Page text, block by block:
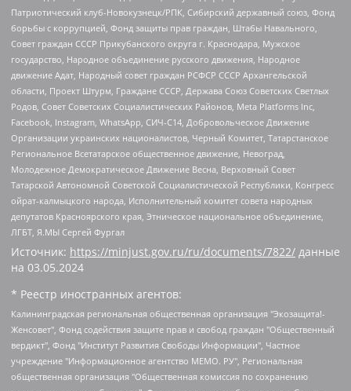
Патриотический клуб-Новокузнецк/РПК, Сибирский державный союз, Фонд
борьбы с коррупцией, Фонд защиты прав граждан, Штабы Навального,
Совет граждан СССР Прикубанского округа г. Краснодара, Мужское
государство, Народное объединение русского движения, Народное
движение Адат, Народный совет граждан РСФСР СССР Архангельской
области, Проект Штурм, Граждане СССР, Держава Союз Советских Светлых
Родов, Совет Советских Социалистических Районов, Meta Platforms Inc,
Facebook, Instagram, WhatsApp, СИЧ-С14, Добровольческое Движение
Организации украинских националистов, Черный Комитет, Татарстанское
Региональное Всетатарское общественное движение, Невоград,
Молодежное Демократическое Движение Весна, Верховный Совет
Татарской Автономной Советской Социалистической Республики, Конгресс
ойрат-калмыцкого народа, Исполнительный комитет совета народных
депутатов Красноярского края, Этническое национальное объединение,
ЛГБТ, Я.МЫ Сергей Фургал
Источник: https://minjust.gov.ru/ru/documents/7822/ данные
на 03.05.2024
* Реестр иностранных агентов:
Калининградская региональная общественная организация "Экозащита!-Женсовет", Фонд содействия защите прав и свобод граждан "Общественный вердикт", Фонд "Институт Развития Свободы Информации", Частное учреждение "Информационное агентство МЕМО. РУ", Региональная общественная организация "Общественная комиссия по сохранению наследия академика Сахарова", Фонд поддержки свободы прессы, Санкт-Петербургская общественная правозащитная организация "Гражданский контроль", Межрегиональная общественная организация "Информационно-просветительский центр "Мемориал", Региональный Фонд "Центр Защиты Прав Средств Массовой Информации", с 05.12.2023 Фонд "Центр Защиты Прав Средств массовой информации", Региональная общественная благотворительная организация помощи беженцам и мигрантам "Гражданское содействие", Негосударственное образовательное учреждение дополнительного профессионального образования (повышение квалификации) специалистов "АКАДЕМИЯ ПО ПРАВАМ ЧЕЛОВЕКА", Свердловская региональная общественная организация "Сутяжник", Автономная некоммерческая организация "Центр независимых социологических исследований", Союз общественных объединений "Российский исследовательский центр по правам человека", Региональное общественное учреждение научно-информационный центр "МЕМОРИАЛ", Некоммерческая организация "Фонд защиты гласности", Автономная некоммерческая организация "Институт прав человека", Городская общественная организация "Екатеринбургское общество "МЕМОРИАЛ", Городская общественная организация "Рязанское историко-просветительское и правозащитное общество "Мемориал" (Рязанский Мемориал), Челябинский региональный орган общественной самодеятельности – женское общественное объединение "Женщины Евразии", Челябинский региональный орган общественной самодеятельности "Уральская правозащитная группа", Фонд содействия защите здоровья и социальной справедливости имени Андрея Рылькова, Автономная Некоммерческая Организация "Аналитический Центр Юрия Левады", Автономная некоммерческая организация социальной поддержки населения "Проект Апрель", Региональная общественная организация помощи женщинам и детям, находящимся в кризисной ситуации "Информационно-методический центр "Анна", Фонд содействия развитию массовых коммуникаций и правовому просвещению "Так-так-Так", Фонд содействия устойчивому развитию "Серебряная тайга", Свердловский региональный общественный фонд социальных проектов "Новое время", "Idel.Реалии", Кавказ.Реалии, Крым.Реалии, Телеканал Настоящее Время, Татаро-башкирская служба Радио Свобода (Azatliq Radiosi), Радио Свободная Европа/Радио Свобода (PCE/PC), "Сибирь.Реалии", "Фактограф", Благотворительный фонд помощи осужденным и их семьям, Автономная некоммерческая организация "Институт глобализации и социальных движений", Фонд "В защиту прав заключенных", Частное учреждение "Центр поддержки и содействия развитию средств массовой информации", Пензенский региональный общественный благотворительный фонд "Гражданский союз", "Север.Реалии", Некоммерческая организация Фонд "Правовая инициатива", Общество с ограниченной ответственностью "Радио Свободная Европа/Радио Свобода", Чешское информационное агентство "MEDIUM-ORIENT", Красноярская региональная общественная организация "Мы против СПИДа", Камалягин Денис Николаевич, Маркелов Сергей Евгеньевич, Пономарев Лев Александрович, Савицкая Людмила Алексеевна, Автономная некоммерческая организация "Центр по работе с проблемой насилия "НАСИЛИЮ.НЕТ", Межрегиональный профессиональный союз работников здравоохранения "Альянс врачей", Юридическое лицо, зарегистрированное в Латвийской Республике, SIA "Medusa Project" (регистрационный номер 40103797863, дата регистрации 10.06.2014), Некоммерческая организация "Фонд по борьбе с коррупцией", Автономная некоммерческая организация "Институт права и публичной политики", Баданин Роман Сергеевич, Гликин Максим Александрович, Железнова Мария Михайловна, Лукьянова Юлия Сергеевна, Маетная Елизавета Витальевна, Маняхин Петр Борисович, Чуракова Ольга Владимировна, Ярош Юлия Петровна, Юридическое лицо "The Insider SIA", зарегистрированное в Риге, Латвийская Республика (дата регистрации 26.06.2015), являющееся администратором доменного имени интернет-издания "The Insider SIA", https://theins.ru, Постернак Алексей Евгеньевич, Рубин Михаил Аркадьевич, Анин Роман Александрович, Юридическое лицо Istories fonds, зарегистрированное в Латвийской Республике (регистрационный номер 50008295751, дата регистрации 24.02.2020), Великовский Дмитрий Александрович, Долинина Ирина Николаевна, Мароховская Алеся Алексеевна, Шлейнов Роман Юрьевич, Шмагун Олеся Валентиновна, Общество с ограниченной ответственностью "Альтаир 2021", Общество с ограниченной ответственностью "Вега 2021", Общество с ограниченной ответственностью "Главный редактор 2021", Общество с ограниченной ответственностью "Ромашки монолит", Важенков Артем Валерьевич, Ивановская областная общественная организация "Центр гендерных исследований", Гурман Юрий Альбертович, Медиапроект "ОВД-Инфо", Егоров Владимир Владимирович, Жилинский Владимир Александрович, Общество с ограниченной ответственностью "ЗП", Иванова София Юрьевна, Карезина Инна Павловна, Кильтау Екатерина Викторовна, Петров Алексей Викторович, Пискунов Сергей Евгеньевич, Смирнов Сергей Сергеевич, Тихонов Михаил Сергеевич, Общество с ограниченной ответственностью "ЖУРНАЛИСТ-ИНОСТРАННЫЙ АГЕНТ", Арапова Галина Юрьевна, Вольтская Татьяна Анатольевна, Американская компания "Mason G.E.S. Anonymous Foundation" (США), являющаяся владельцем интернет-издания https://mnews.world/, Компания "Stichting Bellingcat", зарегистрированная в Нидерландах (дата регистрации 11.07.2018), Захаров Андрей Вячеславович, Клепиковская Екатерина Дмитриевна, Общество с ограниченной ответственностью "МЕМО", Перл Роман Александрович, Симонов Евгений Алексеевич, Соловьева Елена Анатольевна, Сотников Даниил Владимирович, Сурначева Елизавета Дмитриевна, Автономная некоммерческая организация по защите прав человека и информированию населения "Якутия – Наше Мнение", Общество с ограниченной ответственностью "Москоу диджитал медиа", с 26.01.2023 Общество с ограниченной ответственностью "Чайка Белые сады", Ветошкина Валерия Валерьевна, Заговора Максим Александрович, Межрегиональное общественное движение "Российская ЛГБТ - сеть", Оленичев Максим Владимирович, Павлов Иван Юрьевич, Скворцова Елена Сергеевна, Общество с ограниченной ответственностью "Как бы инагент", Кочетков Игорь Викторович, Общество с ограниченной ответственностью "Честные выборы", Еланчик Олег Александрович, Общество с ограниченной ответственностью "Нобелевский призыв", Гималова Регина Эмилевна, Григорьев Андрей Валерьевич, Григорьева Алина Александровна, Ассоциация по содействию защите прав призывников, альтернативнослужащих и военнослужащих "Правозащитная группа "Гражданин.Армия.Право", Хисамова Регина Фаритовна, Автономная некоммерческая организация по реализации социально-правовых программ "Лилит", Дальневосточное общественное движение "Маяк", Санкт-Петербургская ЛГБТ-инициативная группа "Выход", Инициативная группа ЛГБТ+ "Реверс", Алексеев Андрей Викторович, Бекбулатова Таисия Львовна, Беляев Иван Михайлович, Владыкина Елена Сергеевна, Гельман Марат Александрович, Никульшина Вероника Юрьевна, Толоконникова Надежда Андреевна, Шендерович Виктор Анатольевич, Общество с ограниченной ответственностью "Данное сообщение", Общество с ограниченной ответственностью Издательский дом "Новая глава", Айнбиндер Александра Александровна, Московский комьюнити-центр для ЛГБТ+инициатив, Благотворительный фонд развития филантропии, Deutsche Welle (Германия, Kurt-Schumacher-Strasse 3, 53113 Bonn), Борзунова Мария Михайловна, Воробьев Виктор Викторович, Голубева Анна Львовна, Константинова Алла Михайловна, Малкова Ирина Владимировна, Мурадов Мурад Абдулгалимович, Осетинская Елизавета Николаевна, Понасенков Евгений Николаевич, Ганапольский Матвей Юрьевич, Киселев Евгений Алексеевич, Борухович Ирина Григорьевна, Дремин Иван Тимофеевич, Дубровский Дмитрий Викторович, Красноярская региональная общественная организация поддержки и развития альтернативных образовательных технологий и межкультурных коммуникаций "ИНТЕРРА", Маяковская Екатерина Алексеевна, Фейгин Марк Захарович, Филимонов Андрей Викторович, Дзугкоева Регина Николаевна, Доброхотов Роман Александрович, Дудь Юрий Александрович, Елкин Сергей Владимирович, Кругликов Кирилл Игоревич, Сабунаева Мария Леонидовна, Семенов Алексей Владимирович, Шаинян Карен Багратович, Шульман Екатерина Михайловна, Асафьев Артур Валерьевич, Вахштайн Виктор Семенович, Венедиктов Алексей Алексеевич, Лушникова Екатерина Евгеньевна, Волков Леонид Михайлович, Невзоров Александр Глебович, Пархоменко Сергей Борисович, Сироткин Ярослав Николаевич, Кара-Мурза Владимир Владимирович, Баранова Наталья Владимировна, Гозман Леонид Яковлевич, Кагарлицкий Борис Юльевич, Климарев Михаил Валерьевич, Милов Владимир Станиславович, Автономная некоммерческая организация Краснодарский центр современного искусства "Типография", Моргенштерн Алишер Тагирович, Соболь Любовь Эдуардовна, Общество с ограниченной ответственностью "ЛИЗА НОРМ", Каспаров Гарри Кимович, Ходорковский Михаил Борисович, Общество с ограниченной ответственностью "Апрельские тезисы", Данилович Ирина Брониславовна, Кашин Олег Владимирович, Петров Николай Владимирович, Пивоваров Алексей Владимирович, Соколов Михаил Владимирович, Цветкова Юлия Владимировна, Чичваркин Евгений Александрович, Комитет против пыток/Команда против пыток, Общество с ограниченной ответственностью "Первый научный", Общество с ограниченной ответственностью "Вертолет и ко", Белоцерковская Вероника Борисовна, Кац Максим Евгеньевич, Лазарева Татьяна Юрьевна, Шаведдинов Руслан Табризович, Яшин Илья Валерьевич, Общество с ограниченной ответственностью "Иноагент ААВ", Алешковский Дмитрий Петрович, Альбац Евгения Марковна, Быков Дмитрий Львович, Галямина Юлия Евгеньевна, Лойко Сергей Леонидович, Мартынов Кирилл Константинович, Медведев Сергей Александрович, Крашенинников Федор Геннадиевич, Гордеева Катерина Вл